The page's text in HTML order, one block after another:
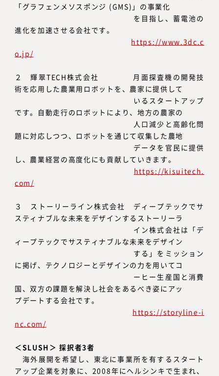
「グラフェンメソスポンジ (GMS)」の事業化
を目指し、蓄電池の
進化を加速させる会社です。
https://www.3dc.c
o.jp/
２ 輝翠TECH株式会社 月面探査機の開発技
術を応用した農業用ロボットを、農家に提供して
いるスタートアップ
です。自動走行のロボットにより、地方の農家の
人口減少と高齢化問
題に対応しつつ、ロボットを通じて収集した農地
データを官民に提供
し、農業経営の高度化にも貢献していきます。
https://kisuitech.
com/
３ ストーリーライン株式会社 ディープテックでサ
スティナブルな未来をデザインするストーリーラ
イン株式会社は「デ
ィープテックでサスティナブルな未来をデザイン
する」をミッション
に掲げ、テクノロジーとデザインの力を用いてコ
ーヒー生産国と消費
国、双方の課題を解決し社会をあるべき姿にアッ
プデートする会社です。
https://storyline-i
nc.com/
＜SLUSH＞ 採択者3者
海外展開を希望し、東北に事業所を有するスタート
アップ企業を対象に、2008年にヘルシンキで生まれ、